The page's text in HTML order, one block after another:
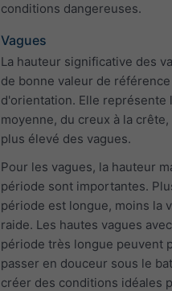
conditions dangereuses.
Vagues
La hauteur significative des
de bonne valeur de
d'orientation. Elle représente
moyenne, du creux à la
plus élevé des vagues.
Pour les vagues, la hauteur
période sont importantes.
période est longue, moins la
raide. Les hautes vagues
période très longue peuvent
passer en douceur sous le
créer des conditions idéales